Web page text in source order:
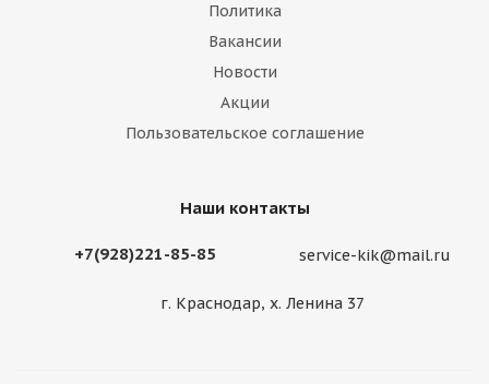
Политика
Вакансии
Новости
Акции
Пользовательское соглашение
Наши контакты
+7(928)221-85-85 service-kik@mail.ru
г. Краснодар, х. Ленина 37